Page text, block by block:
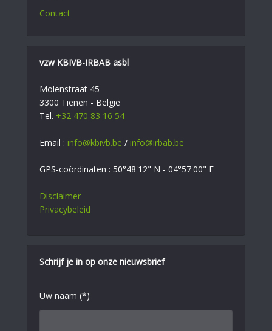
Contact
vzw KBIVB-IRBAB asbl
Molenstraat 45
3300 Tienen - België
Tel. +32 470 83 16 54
Email : info@kbivb.be / info@irbab.be
GPS-coördinaten : 50°48'12" N - 04°57'00" E
Disclaimer
Privacybeleid
Schrijf je in op onze nieuwsbrief
Uw naam (*)